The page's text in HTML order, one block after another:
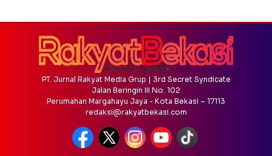
PT. Jurnal Rakyat Media Grup | 3rd Secret Syndicate
Jalan Beringin III No. 102
Perumahan Margahayu Jaya - Kota Bekasi – 17113
redaksi@rakyatbekasi.com